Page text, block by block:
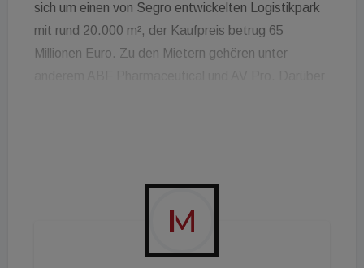
sich um einen von Segro entwickelten Logistikpark
mit rund 20.000 m², der Kaufpreis betrug 65
Millionen Euro. Zu den Mietern gehören unter
Estate, zur so genannten Resilient-Produktserie
von Nuveen Real Estate. Die Anlagestrategie
konzentriere sich dabei auf Investitionen in
qualitativ hochwertige Immobilien in